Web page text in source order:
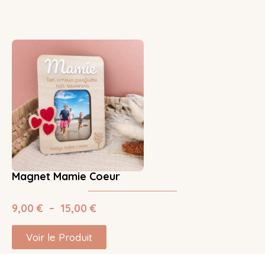
Magnet Mamie Coeur
9,00 € – 15,00 €
Voir le Produit